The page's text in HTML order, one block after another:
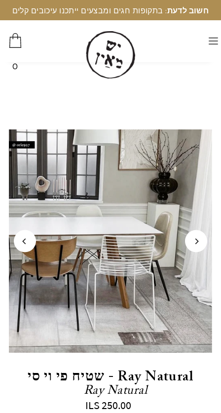
חשוב לדעת: בתקופות חגים ומבצעים ייתכנו עיכובים קלים
0
Ray Natural - שטיח פי וי סי
Ray Natural
ILS 250.00